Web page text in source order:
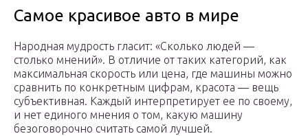
Самое красивое авто в мире
Народная мудрость гласит: «Сколько людей —
столько мнений». В отличие от таких категорий, как
максимальная скорость или цена, где машины можно
сравнить по конкретным цифрам, красота — вещь
субъективная. Каждый интерпретирует ее по своему,
и нет единого мнения о том, какую машину
безоговорочно считать самой лучшей.